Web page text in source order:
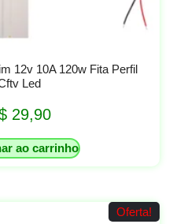
12v 10A 120w Fita Perfil
Led
29,90
ao carrinho
Oferta!